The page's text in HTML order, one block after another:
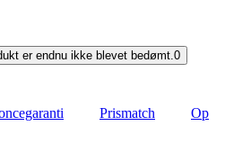
er endnu ikke blevet bedømt. 0
Prismatch
Op